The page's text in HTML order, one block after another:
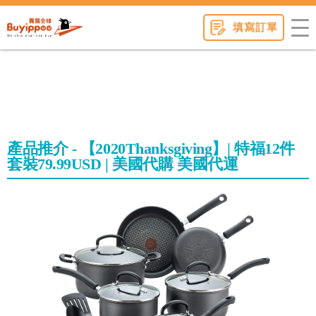
填寫訂單
產品推介 - 【2020Thanksgiving】| 特福12件
套裝79.99USD | 美國代購 美國代運